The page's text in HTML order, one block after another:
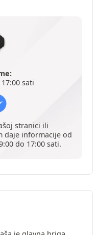
sati
stranici ili
daje informacije od
do 17:00 sati.